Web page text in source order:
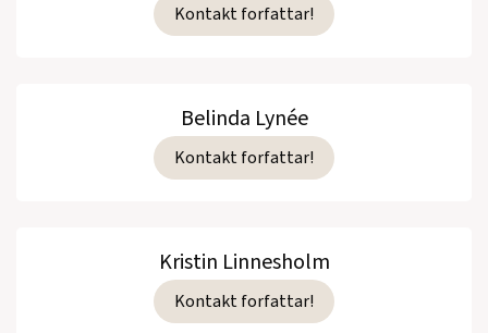
Kontakt forfattar!
Belinda Lynée
Kontakt forfattar!
Kristin Linnesholm
Kontakt forfattar!